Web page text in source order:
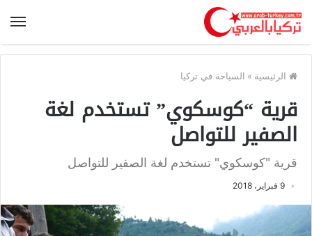
الرئيسية » السياحة في تركيا
قرية “كوسكوي” تستخدم لغة
الصفير للتواصل
قرية "كوسكوي" تستخدم لغة الصفير للتواصل
9 فبراير، 2018